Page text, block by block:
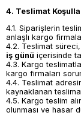
4. Teslimat
4.1. Siparişlerin
anlaşlı kargo
4.2. Teslimat
iş günü içerisinde
4.3. Kargo
kargo firmaları
4.4. Teslimat
kaynaklanan
4.5. Kargo teslim
olunması ve hasar